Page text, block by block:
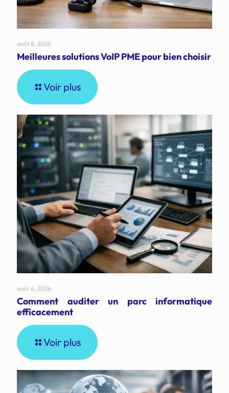
août 8, 2026
Meilleures solutions VoIP PME pour bien choisir
Voir plus
août 6, 2026
Comment auditer un parc informatique
efficacement
Voir plus